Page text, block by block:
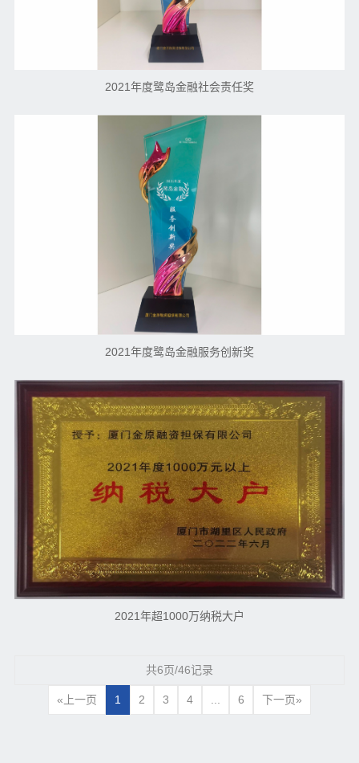
2021年度鹭岛金融社会责任奖
2021年度鹭岛金融服务创新奖
2021年超1000万纳税大户
共6页/46记录
«上一页 1 2 3 4 ... 6 下一页»